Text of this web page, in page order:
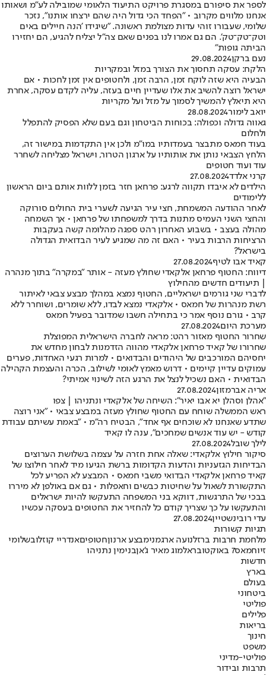
לספר את סיפורם במסגרת פרויקט התיעוד הלאומי שמובילה לע"מ ושאותו
אנחנו מלווים מקרוב • "הפחד הכי גדול היה שהם ירצחו אותנו", נזכר
שלומי, שעבורו זוהי עדות מצולמת ראשונה. "שיגידו 'הנה חיילים באים
וטק־טק־טק'. הם גם אמרו לנו בפנים שאם צה"ל יצליח להגיע, הם יחזירו
הביתה גופות"
נעם ברקן29.08.2024
הלקח: עסקה תחסוך את הצורך במזל ובמקריות
הבעיה היא שזה לוקח זמן, הרבה זמן, ולחטופים אין זמן לחכות • אם
ישראל רוצה להשיב את אלו שעדיין חיים בעזה, עליה לקדם עסקה, אחרת
היא תיאלץ להמשיך לסמוך על מזל ועל מקריות
יואב לימור28.08.2024
גאווה גדולה וכפולה: בכוחות הביטחון וגם בעם שלא הפסיק להתפלל
ולחלום
בעוד חמאס מתבצר בעמדותיו במו"מ ולכן אין התקדמות במישור זה,
הלחץ הצבאי נותן את אותותיו על ארגון הטרור, וישראל מצליחה לשחרר
עוד ועוד חטופים
קרני אלדד27.08.2024
הילדים לא איבדו תקווה לרגע: פרחאן חזר בזמן ללוות אותם ביום הראשון
ללימודים
לאחר ההודעה המשמחת, חצי עיר הגיעה לשערי בית החולים סורוקה
והחצי השני העמיס מתנות בדרך למשפחתו של פרחאן • אך השמחה
מהולה בעצב • בשבוע האחרון רהט ספגה מהלומה קשה בעקבות
הרציחות הרבות בעיר • האם זה מה שמגיע לעיר הבדואית הגדולה
בישראל?
קאיד אבו לטיף27.08.2024
דיווח: החטוף פרחאן אלקאדי שחולץ מעזה - אותר "במקרה" בתוך מנהרה
| תיעודים חדשים מהחילוץ
לדברי שני גורמים ישראליים, החטוף נמצא במהלך מבצע צבאי לאיתור
רשת מנהרות של חמאס • אלקאדי נמצא לבדו, ללא שומרים, ושוחרר ללא
קרב • גורם נוסף אמר כי בתחילה חשבו שמדובר בפעיל חמאס
מערכת היום27.08.2024
שחרור החטוף מאזור רהט: מראה לחברה הישראלית המפוצלת
שחרורו של קאיד פרחאן אלקאדי מהווה הזדמנות לבחון מחדש את
יחסיהם המורכבים של היהודים והבדואים • למרות רגעי האחדות, פערים
עמוקים עדיין קיימים • דרוש מאמץ לאומי לשילוב, הכרה והעצמת הקהילה
הבדואית • האם נשכיל לנצל את הרגע הזה לשינוי אמיתי?
אריה אברמזון27.08.2024
"אהלן וסהלן יא אבו יאיר": השיחה של אלקאדי ונתניהו | צפו
ראש הממשלה שוחח עם החטוף שחולץ מעזה במבצע צבאי • "אני רוצה
שתדע שאנחנו לא שוכחים אף אחד", הבטיח רה"מ • "באמת עשיתם עבודת
קודש - יש עוד אנשים שמחכים", ענה לו קאיד
לילך שובל27.08.2024
סיקור חילוץ אלקאדי: שאלה אחת חזרה על עצמה בשלושת הערוצים
הבדיחות הגזעניות והדעות הקדומות ברשת הגיעו מיד לאחר חילוצו של
קאיד פרחאן אלקאדי הבדואי משבי חמאס • המבצע לא הפריע לכל
התקשורת לשאול על שחיטות כבשים וחאפלות • גם אם באולפן לא מיררו
בבכי של התרגשות, דווקא בני המשפחה התעקשו להיות ישראלים
והתעקשו על כך שצריך קודם כל להחזיר את החטופים בעסקה עכשיו
עדי רובינשטיין27.08.2024
תגיות קשורות
מלחמת חרבות ברזלנועה ארגמנימבצע ארנוןחטופיםאנדריי קוזלובשלומי
זיוחמאס7 באוקטובר אלמוג מאיר ג'אןבנימין נתניהו
חדשות
בארץ
בעולם
ביטחוני
פוליטי
פלילים
בריאות
חינוך
משפט
פוליטי-מדיני
תרבות ובידור